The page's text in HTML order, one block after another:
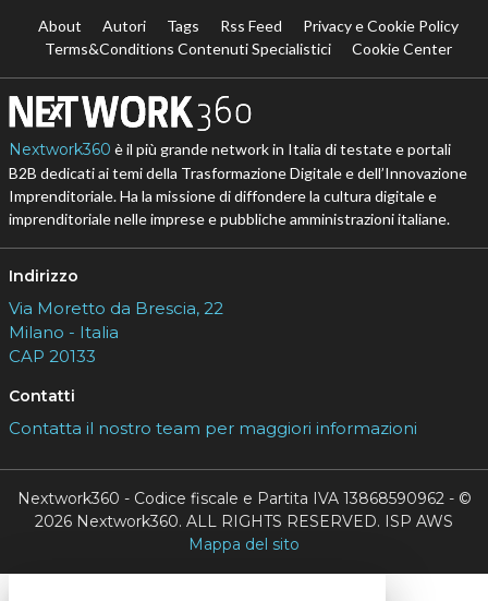
About Autori Tags Rss Feed
Privacy e Cookie Policy
Terms&Conditions Contenuti Specialistici
Cookie Center
Nextwork360 è il più grande network in Italia di testate e portali
B2B dedicati ai temi della Trasformazione Digitale e dell’Innovazione
Imprenditoriale. Ha la missione di diffondere la cultura digitale e
imprenditoriale nelle imprese e pubbliche amministrazioni italiane.
Indirizzo
Via Moretto da Brescia, 22
Milano - Italia
CAP 20133
Contatti
Contatta il nostro team per maggiori informazioni
Nextwork360 - Codice fiscale e Partita IVA 13868590962 - ©
2026 Nextwork360. ALL RIGHTS RESERVED. ISP AWS
Mappa del sito